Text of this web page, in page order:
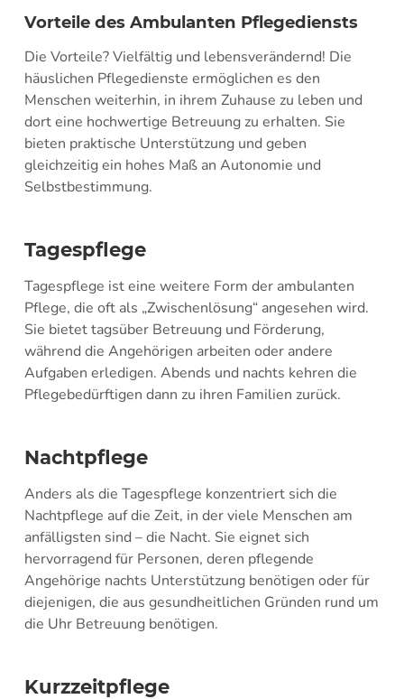
Vorteile des Ambulanten Pflegediensts
Die Vorteile? Vielfältig und lebensverändernd! Die
häuslichen Pflegedienste ermöglichen es den
Menschen weiterhin, in ihrem Zuhause zu leben und
dort eine hochwertige Betreuung zu erhalten. Sie
bieten praktische Unterstützung und geben
gleichzeitig ein hohes Maß an Autonomie und
Selbstbestimmung.
Tagespflege
Tagespflege ist eine weitere Form der ambulanten
Pflege, die oft als „Zwischenlösung“ angesehen wird.
Sie bietet tagsüber Betreuung und Förderung,
während die Angehörigen arbeiten oder andere
Aufgaben erledigen. Abends und nachts kehren die
Pflegebedürftigen dann zu ihren Familien zurück.
Nachtpflege
Anders als die Tagespflege konzentriert sich die
Nachtpflege auf die Zeit, in der viele Menschen am
anfälligsten sind – die Nacht. Sie eignet sich
hervorragend für Personen, deren pflegende
Angehörige nachts Unterstützung benötigen oder für
diejenigen, die aus gesundheitlichen Gründen rund um
die Uhr Betreuung benötigen.
Kurzzeitpflege